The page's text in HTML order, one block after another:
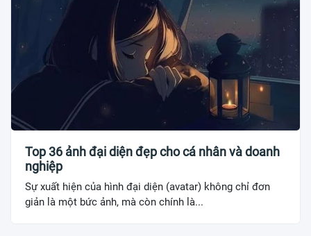
Top 36 ảnh đại diện đẹp cho cá nhân và doanh
nghiệp
Sự xuất hiện của hình đại diện (avatar) không chỉ đơn
giản là một bức ảnh, mà còn chính là...